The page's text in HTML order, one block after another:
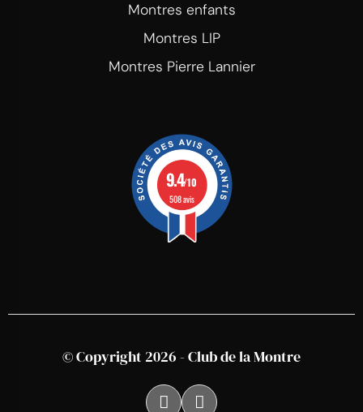
Montres enfants
Montres LIP
Montres Pierre Lannier
9.4/10
508 avis
© Copyright 2026 - Club de la Montre